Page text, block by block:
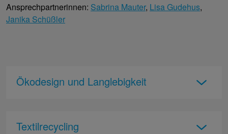
Ansprechpartnerinnen: Sabrina Mauter, Lisa Gudehus,
Janika Schüßler
Ökodesign und Langlebigkeit
Textilrecycling